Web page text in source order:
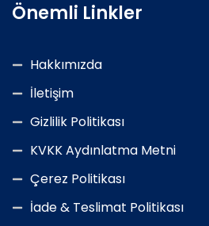
Önemli Linkler
Hakkımızda
İletişim
Gizlilik Politikası
KVKK Aydınlatma Metni
Çerez Politikası
İade & Teslimat Politikası